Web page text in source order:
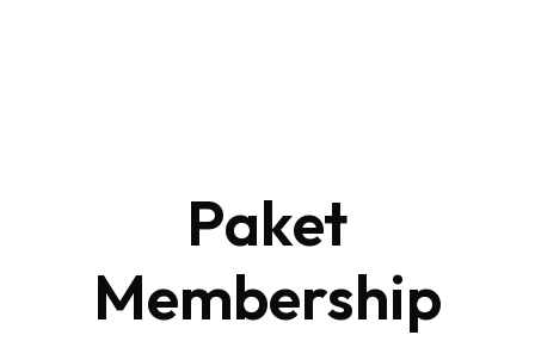
Paket
Membership